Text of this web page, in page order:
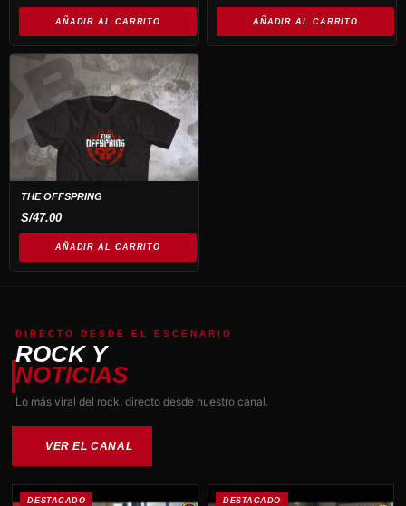
AÑADIR AL CARRITO AÑADIR AL CARRITO
THE OFFSPRING
S/47.00
AÑADIR AL CARRITO
DIRECTO DESDE EL ESCENARIO
ROCK Y
NOTICIAS
Lo más viral del rock, directo desde nuestro canal.
VER EL CANAL
DESTACADO DESTACADO